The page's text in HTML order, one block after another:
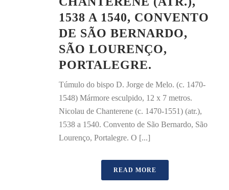
1538 A 1540, CONVENTO
DE SÃO BERNARDO,
SÃO LOURENÇO,
PORTALEGRE.
Túmulo do bispo D. Jorge de Melo. (c. 1470-
1548) Mármore esculpido, 12 x 7 metros.
Nicolau de Chanterene (c. 1470-1551) (atr.),
1538 a 1540. Convento de São Bernardo, São
Lourenço, Portalegre. O [...]
READ MORE